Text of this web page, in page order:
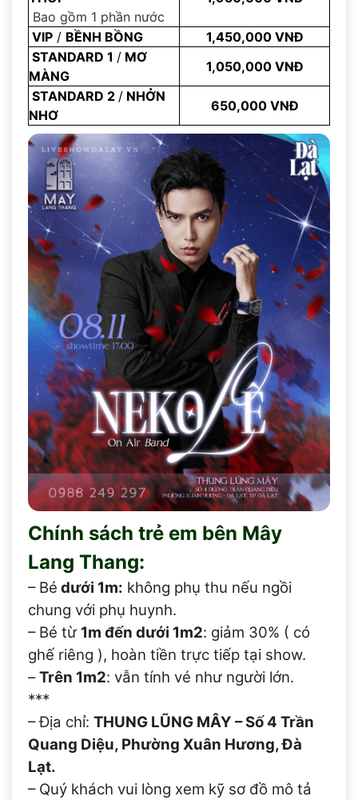
Bao gồm 1 phần nước
VIP / BỀNH BỒNG
1,450,000 VNĐ
STANDARD 1 / MƠ
MÀNG
1,050,000 VNĐ
STANDARD 2 / NHỞN
NHƠ
650,000 VNĐ
Chính sách trẻ em bên Mây
Lang Thang:
– Bé dưới 1m: không phụ thu nếu ngồi
chung với phụ huynh.
– Bé từ 1m đến dưới 1m2: giảm 30% ( có
ghế riêng ), hoàn tiền trực tiếp tại show.
–Trên 1m2: vẫn tính vé như người lớn.
***
– Địa chỉ: THUNG LŨNG MÂY – Số 4 Trần
Quang Diệu, Phường Xuân Hương, Đà
Lạt.
– Quý khách vui lòng xem kỹ sơ đồ mô tả